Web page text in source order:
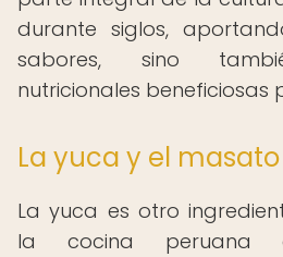
durante siglos,
sabores, sino
nutricionales beneficiosas
La yuca y el masato
La yuca es otro
la cocina peruana